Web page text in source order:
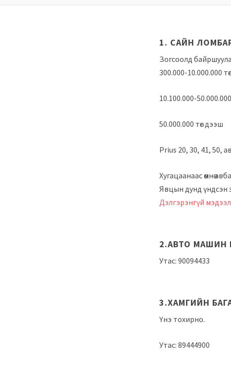
1. САЙН
Зогсоолд
300.000-
10.100.000-
50.000.000
Prius 20, 30, 41, 50,
Хугацаанаас өмнө
Явцын дунд үндсэн
Дэлгэрэнгүй
2.АВТО МАШИН
Утас: 90094433
3.ХАМГИЙН
Үнэ тохирно.
Утас: 89444900